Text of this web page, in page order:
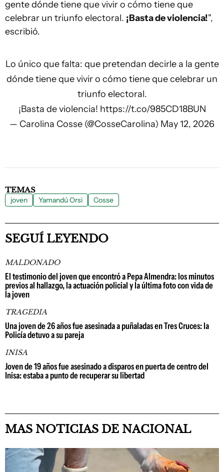
gente dónde tiene que vivir o cómo tiene que
celebrar un triunfo electoral. ¡Basta de violencia!",
escribió.
Lo único que falta: que pretendan decirle a la gente
dónde tiene que vivir o cómo tiene que celebrar un
triunfo electoral.
¡Basta de violencia! https://t.co/985CD18BUN
— Carolina Cosse (@CosseCarolina) May 12, 2026
TEMAS
joven Yamandú Orsi Cosse
SEGUÍ LEYENDO
MALDONADO
El testimonio del joven que encontró a Pepa Almendra: los minutos
previos al hallazgo, la actuación policial y la última foto con vida de
la joven
TRAGEDIA
Una joven de 26 años fue asesinada a puñaladas en Tres Cruces: la
Policía detuvo a su pareja
INISA
Joven de 19 años fue asesinado a disparos en puerta de centro del
Inisa: estaba a punto de recuperar su libertad
MAS NOTICIAS DE NACIONAL